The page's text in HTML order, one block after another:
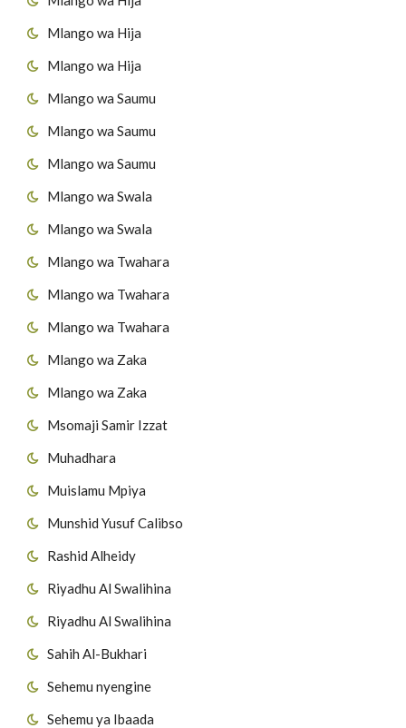
Mlango wa Hija
Mlango wa Hija
Mlango wa Saumu
Mlango wa Saumu
Mlango wa Saumu
Mlango wa Swala
Mlango wa Swala
Mlango wa Twahara
Mlango wa Twahara
Mlango wa Twahara
Mlango wa Zaka
Mlango wa Zaka
Msomaji Samir Izzat
Muhadhara
Muislamu Mpiya
Munshid Yusuf Calibso
Rashid Alheidy
Riyadhu Al Swalihina
Riyadhu Al Swalihina
Sahih Al-Bukhari
Sehemu nyengine
Sehemu ya Ibaada